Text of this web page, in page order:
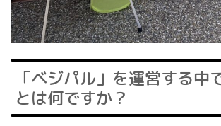
「ベジパル」を運営する中
とは何ですか？